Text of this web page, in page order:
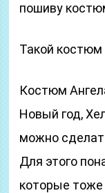
пошиву
Такой костюм
Костюм
Новый год,
можно
Для этого
которые